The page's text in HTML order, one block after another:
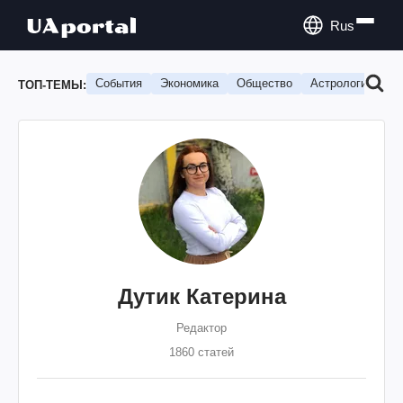
Rus
ТОП-ТЕМЫ: События Экономика Общество Астрология
Дутик Катерина
Редактор
1860 статей